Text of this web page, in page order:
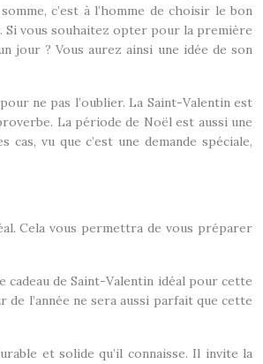
c’est à l’homme de choisir le bon
Si vous souhaitez opter pour la première
jour ? Vous aurez ainsi une idée de son
ne pas l’oublier. La Saint-Valentin est
La période de Noël est aussi une
vu que c’est une demande spéciale,
Cela vous permettra de vous préparer
cadeau de Saint-Valentin idéal pour cette
l’année ne sera aussi parfait que cette
et solide qu’il connaisse. Il invite la